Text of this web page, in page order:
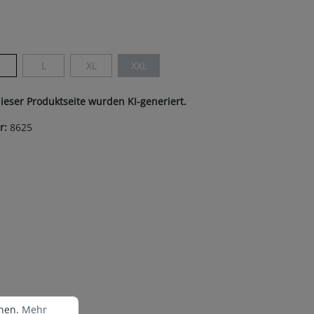
zurzeit nicht verfügbar.)
L
(Diese Option ist zurzeit nicht verfügbar.)
XL(Diese Option ist zurzeit nicht verfügbar.)
XXL
(Diese Option ist zurzeit nicht verfügbar.)
Produktseite wurden KI-generiert.
8625
Mehr Informationen ...
Mehr